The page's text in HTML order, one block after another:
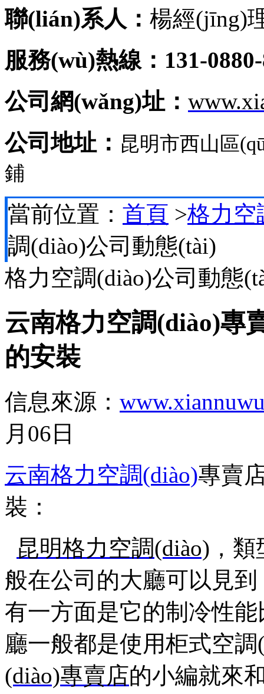
聯(lián)系人： 楊經(jīng)
服務(wù)熱線：131-
公司網(wǎng)址：
公司地址： 昆明市西山區
鋪
當前位置： 首頁 >格力空
調(diào)公司動態(tài)
格力空調(diào)公司動態
云南格力空調(diào)專
的安裝
信息來源：
月06日
云南格力空調(diào)專賣
裝：
昆明格力空調(diào) ， 類
般在公司的大廳可以見到
有一方面是它的制冷性能
廳一般都是使用柜式空調
(diào)專賣店的小編就來